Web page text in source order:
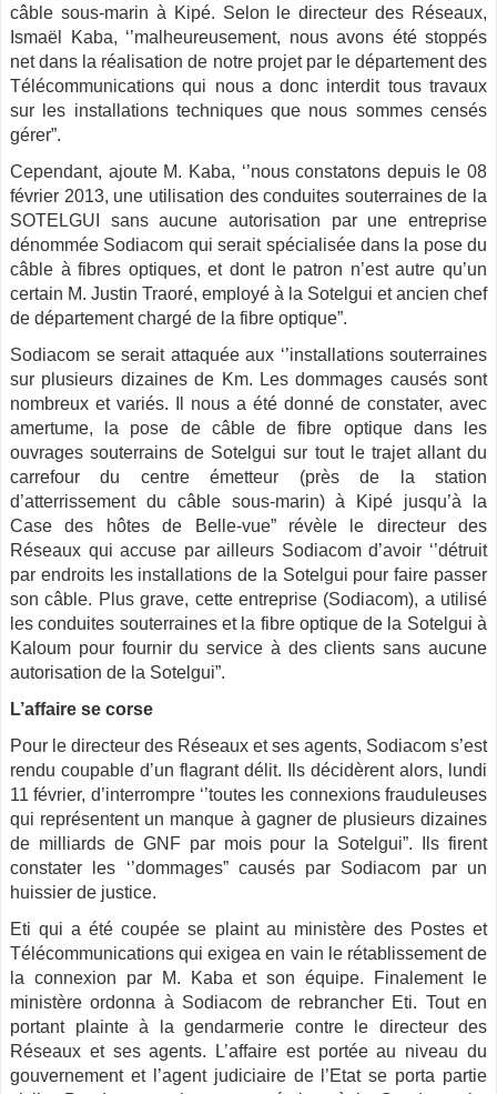
câble sous-marin à Kipé. Selon le directeur des Réseaux,
Ismaël Kaba, ‘’malheureusement, nous avons été stoppés
net dans la réalisation de notre projet par le département des
Télécommunications qui nous a donc interdit tous travaux
sur les installations techniques que nous sommes censés
gérer”.
Cependant, ajoute M. Kaba, ‘’nous constatons depuis le 08
février 2013, une utilisation des conduites souterraines de la
SOTELGUI sans aucune autorisation par une entreprise
dénommée Sodiacom qui serait spécialisée dans la pose du
câble à fibres optiques, et dont le patron n’est autre qu’un
certain M. Justin Traoré, employé à la Sotelgui et ancien chef
de département chargé de la fibre optique”.
Sodiacom se serait attaquée aux ‘’installations souterraines
sur plusieurs dizaines de Km. Les dommages causés sont
nombreux et variés. Il nous a été donné de constater, avec
amertume, la pose de câble de fibre optique dans les
ouvrages souterrains de Sotelgui sur tout le trajet allant du
carrefour du centre émetteur (près de la station
d’atterrissement du câble sous-marin) à Kipé jusqu’à la
Case des hôtes de Belle-vue” révèle le directeur des
Réseaux qui accuse par ailleurs Sodiacom d’avoir ‘’détruit
par endroits les installations de la Sotelgui pour faire passer
son câble. Plus grave, cette entreprise (Sodiacom), a utilisé
les conduites souterraines et la fibre optique de la Sotelgui à
Kaloum pour fournir du service à des clients sans aucune
autorisation de la Sotelgui”.
L’affaire se corse
Pour le directeur des Réseaux et ses agents, Sodiacom s’est
rendu coupable d’un flagrant délit. Ils décidèrent alors, lundi
11 février, d’interrompre ‘’toutes les connexions frauduleuses
qui représentent un manque à gagner de plusieurs dizaines
de milliards de GNF par mois pour la Sotelgui”. Ils firent
constater les ‘’dommages” causés par Sodiacom par un
huissier de justice.
Eti qui a été coupée se plaint au ministère des Postes et
Télécommunications qui exigea en vain le rétablissement de
la connexion par M. Kaba et son équipe. Finalement le
ministère ordonna à Sodiacom de rebrancher Eti. Tout en
portant plainte à la gendarmerie contre le directeur des
Réseaux et ses agents. L’affaire est portée au niveau du
gouvernement et l’agent judiciaire de l’Etat se porta partie